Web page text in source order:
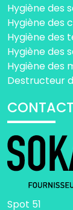
Hygiène des
Hygiène des
Hygiène des
Hygiène des
Hygiène des
Destructeur
Spot 51